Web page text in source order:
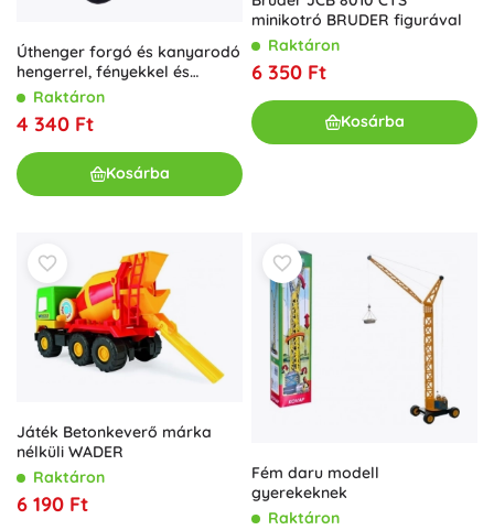
Úthenger forgó és kanyarodó
hengerrel, fényekkel és
hangokkal - sárga
Raktáron
4 340 Ft
Kosárba
minikotró BRUDER figurával
Raktáron
6 350 Ft
Kosárba
Játék Betonkeverő márka
nélküli WADER
Raktáron
6 190 Ft
Fém daru modell
gyerekeknek
Raktáron